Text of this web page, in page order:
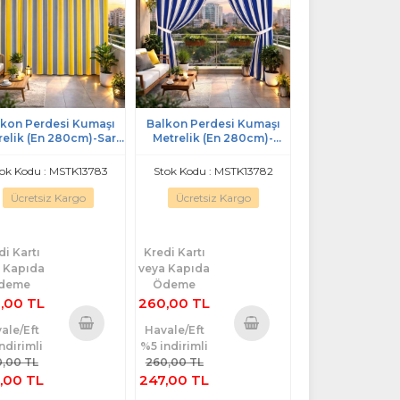
Perdesi Kumaşı
(En 280cm)-Sarı
Kodu : MSTK13783
Ücretsiz Kargo
Kartı
TL
Eft
TL
TL
Balkon Perdesi Kumaşı
Metrelik (En 280cm)-
Stok Kodu : MSTK13782
Ücretsiz Kargo
Kredi Kartı
veya Kapıda
Ödeme
260,00 TL
Havale/Eft
%5 indirimli
260,00 TL
247,00 TL